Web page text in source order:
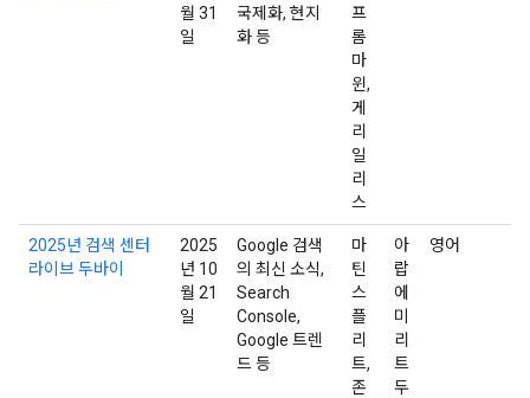
월 31
일
국제화, 현지
화 등
프
롬
마
윈,
게
리
일
리
스
2025년 검색 센터
라이브 두바이
2025
년 10
월 21
일
Google 검색
의 최신 소식,
Search
Console,
Google 트렌
드 등
마
틴
스
플
리
트,
존
아
랍
에
미
리
트
두
영어